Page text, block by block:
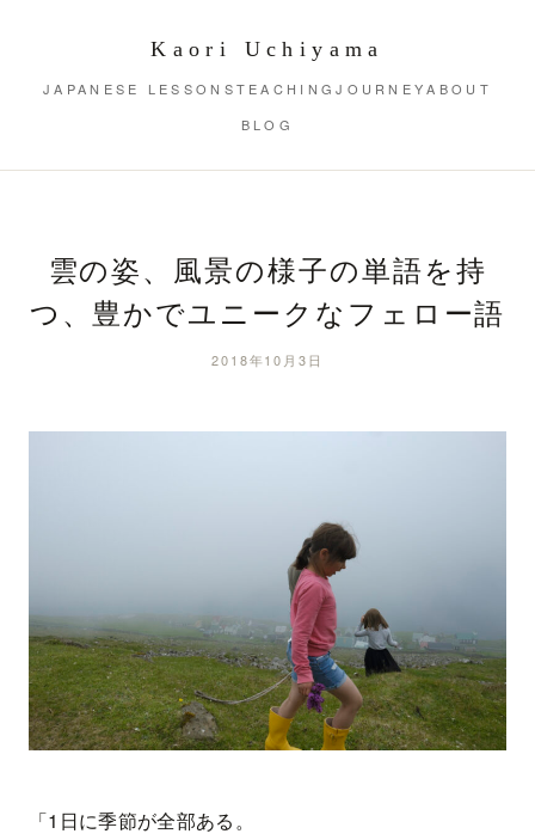
Kaori Uchiyama
JAPANESE LESSONSTEACHINGJOURNEYABOUT
BLOG
雲の姿、風景の様子の単語を持
つ、豊かでユニークなフェロー語
2018年10月3日
「1日に季節が全部ある。